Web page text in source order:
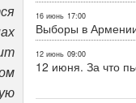
16 июнь 17:00
Выборы в
12 июнь 09:00
12 июня. За что